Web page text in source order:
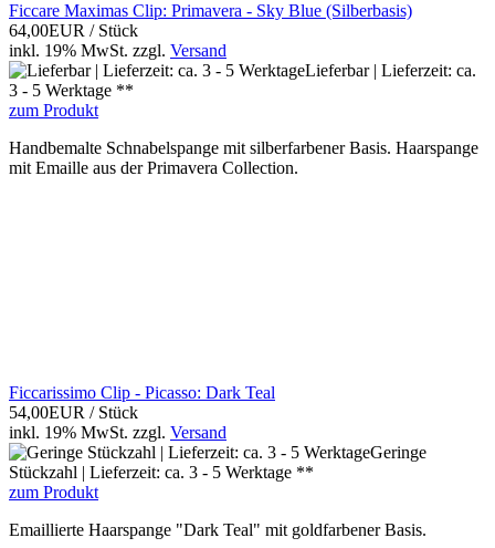
Ficcare Maximas Clip: Primavera - Sky Blue (Silberbasis)
64,00EUR / Stück
inkl. 19% MwSt. zzgl. Versand
Lieferbar | Lieferzeit: ca.
3 - 5 Werktage **
zum Produkt
Handbemalte Schnabelspange mit silberfarbener Basis. Haarspange
mit Emaille aus der Primavera Collection.
Ficcarissimo Clip - Picasso: Dark Teal
54,00EUR / Stück
inkl. 19% MwSt. zzgl. Versand
Geringe
Stückzahl | Lieferzeit: ca. 3 - 5 Werktage **
zum Produkt
Emaillierte Haarspange "Dark Teal" mit goldfarbener Basis.